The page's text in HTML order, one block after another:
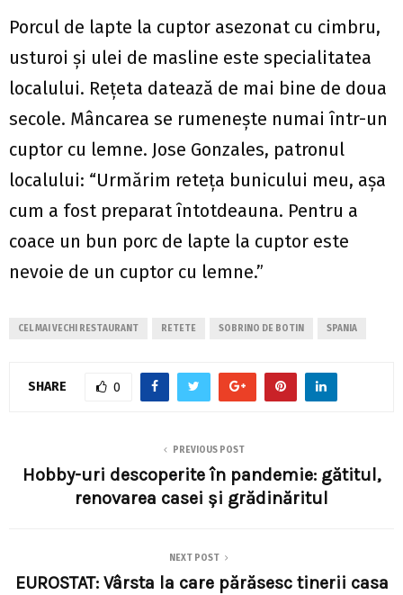
Porcul de lapte la cuptor asezonat cu cimbru,
usturoi și ulei de masline este specialitatea
localului. Rețeta datează de mai bine de doua
secole. Mâncarea se rumenește numai într-un
cuptor cu lemne. Jose Gonzales, patronul
localului: “Urmărim reteța bunicului meu, așa
cum a fost preparat întotdeauna. Pentru a
coace un bun porc de lapte la cuptor este
nevoie de un cuptor cu lemne.”
CEL MAI VECHI RESTAURANT RETETE SOBRINO DE BOTIN SPANIA
SHARE 0
PREVIOUS POST
Hobby-uri descoperite în pandemie: gătitul,
renovarea casei și grădinăritul
NEXT POST
EUROSTAT: Vârsta la care părăsesc tinerii casa